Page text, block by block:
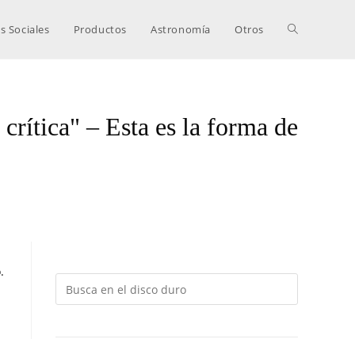
Sociales Productos Astronomía Otros
– Esta es la forma de